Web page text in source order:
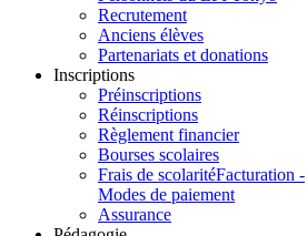
Recrutement
Anciens élèves
Partenariats et donations
Inscriptions
Préinscriptions
Réinscriptions
Règlement financier
Bourses scolaires
Frais de scolaritéFacturation -
Modes de paiement
Assurance